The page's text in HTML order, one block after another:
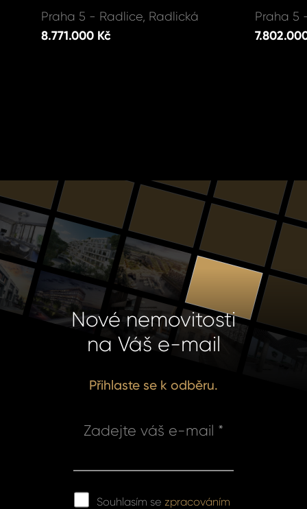
Praha 5 - Radlice, Radlická
8.771.000 Kč
Praha 5
Nové nemovitosti
na Váš e-mail
Přihlaste se k odběru.
Zadejte váš e-mail *
Souhlasím se zpracováním